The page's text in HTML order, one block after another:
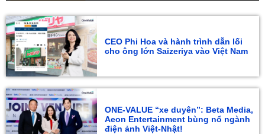
CEO Phi Hoa và hành trình dẫn lối
cho ông lớn Saizeriya vào Việt Nam
ONE-VALUE “xe duyên”: Beta Media,
Aeon Entertainment bùng nổ ngành
điện ảnh Việt-Nhật!